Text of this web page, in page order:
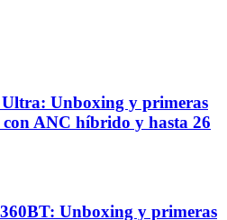
Unboxing y primeras
ANC híbrido y hasta 26
Unboxing y primeras